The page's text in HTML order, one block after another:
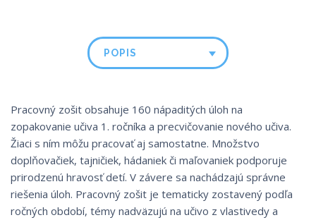
POPIS
Pracovný zošit obsahuje 160 nápaditých úloh na
zopakovanie učiva 1. ročníka a precvičovanie nového učiva.
Žiaci s ním môžu pracovať aj samostatne. Množstvo
doplňovačiek, tajničiek, hádaniek či maľovaniek podporuje
prirodzenú hravosť detí. V závere sa nachádzajú správne
riešenia úloh. Pracovný zošit je tematicky zostavený podľa
ročných období, témy nadväzujú na učivo z vlastivedy a